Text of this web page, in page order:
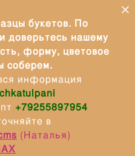
букетов. По
доверьтесь нашему
форму, цветовое
соберем.
информация
+79255897954
в
(Наталья)